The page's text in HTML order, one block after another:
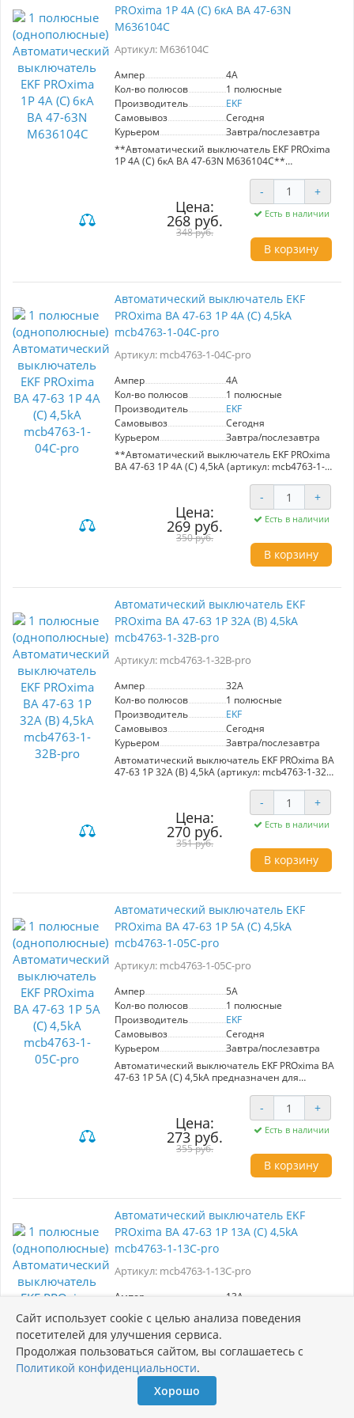
состояния контактов упрощают эксплуатацию.
Двухпозиционный зажим обеспечивает
легкий монтаж на DIN-рейку. Идеальный
выбор для безопасной и эффективной работы
электрических систем.
PROxima 1P 4А (C) 6кА ВА 47-63N
M636104C
Артикул: M636104C
Ампер
4A
Кол-во полюсов
1 полюсные
Производитель
EKF
Самовывоз
Сегодня
Курьером
Завтра/послезавтра
**Автоматический выключатель EKF PROxima
1P 4А (C) 6кА ВА 47-63N M636104C**
- **Сопротивление короткому замыканию:**
- **Стандарт:** ГОСТ IEC 60898-1
- **Конструкция:** Усиленный корпус с
заклепками, пластиковые крышки для защиты
- **Управление:** Удобная рукоятка и
цветовой индикатор состояния контактов.
- **Монтаж:** Легкий монтаж на DIN-рейку
благодаря двухпозиционному зажиму.
**Преимущества:**
- Повышенная надежность и безопасность
благодаря усовершенствованной
конструкции.
- Защита от несанкционированного доступа.
- Удобство в эксплуатации и установке.
Цена:
268 руб.
348 руб.
- +
Есть в наличии
В корзину
Автоматический выключатель EKF
PROxima ВА 47-63 1P 4А (С) 4,5kA
mcb4763-1-04C-pro
Артикул: mcb4763-1-04C-pro
Ампер
4A
Кол-во полюсов
1 полюсные
Производитель
EKF
Самовывоз
Сегодня
Курьером
Завтра/послезавтра
**Автоматический выключатель EKF PROxima
ВА 47-63 1P 4А (С) 4,5kA (артикул: mcb4763-1-
Предназначен для защиты электрических
цепей от перегрузок и короткого замыкания в
административных, промышленных и жилых
зданиях. Обеспечивает надежное управление
- Номинальный ток: 4A
- Уровень отключения: 4,5kA
- Исполнение: однофазный (1P)
**Преимущества:**
- Высокая надежность и безопасность
- Простота установки и эксплуатации
- Широкая область применения в различных
типах зданий
Цена:
269 руб.
350 руб.
- +
Есть в наличии
В корзину
Автоматический выключатель EKF
PROxima ВА 47-63 1P 32А (B) 4,5kA
mcb4763-1-32B-pro
Артикул: mcb4763-1-32B-pro
Ампер
32A
Кол-во полюсов
1 полюсные
Производитель
EKF
Самовывоз
Сегодня
Курьером
Завтра/послезавтра
Автоматический выключатель EKF PROxima ВА
47-63 1P 32А (B) 4,5kA (артикул: mcb4763-1-32B-
электрических цепей от перегрузок и коротких
замыканий. С номинальным током 32А, он
идеально подходит для использования в
административных, промышленных и жилых
помещениях.
кА, выключатель эффективно защищает ваши
- Удобство в эксплуатации: автоматический
механизм упрощает управление и защиту
цепей.
- Разнообразие конфигураций: доступен в
одно-, двух-, трех- и четырехполюсных
исполнениях, что позволяет адаптировать его
к различным электрическим системам.
Этот автоматический выключатель будет
полезен в ситуациях, требующих быстрой и
эффективной защиты электрооборудования,
например, в случае аварийных отключений
или перегрузок, обеспечивая безопасность и
стабильность работы электросетей.
Цена:
270 руб.
351 руб.
- +
Есть в наличии
В корзину
Автоматический выключатель EKF
PROxima ВА 47-63 1P 5А (С) 4,5kA
mcb4763-1-05C-pro
Артикул: mcb4763-1-05C-pro
Ампер
5A
Кол-во полюсов
1 полюсные
Производитель
EKF
Самовывоз
Сегодня
Курьером
Завтра/послезавтра
Автоматический выключатель EKF PROxima ВА
47-63 1P 5А (С) 4,5kA предназначен для
коротких замыканий в административных,
промышленных и жилых зданиях.
Номинальный ток 5А, однофазное
исполнение. Обеспечивает надежное
управление и безопасность электрических
Цена:
273 руб.
355 руб.
- +
Есть в наличии
В корзину
Автоматический выключатель EKF
PROxima ВА 47-63 1P 13А (С) 4,5kA
mcb4763-1-13C-pro
Артикул: mcb4763-1-13C-pro
Ампер
13A
Кол-во полюсов
Производитель
EKF
Самовывоз
Курьером
Завтра/послезавтра
**Автоматический выключатель EKF PROxima
ВА 47-63 1P 13А (С) 4,5kA**
Артикул: mcb4763-1-13C-pro
Сайт использует cookie с целью анализа поведения
посетителей для улучшения сервиса.
Продолжая пользоваться сайтом, вы соглашаетесь с
Политикой конфиденциальности.
Хорошо